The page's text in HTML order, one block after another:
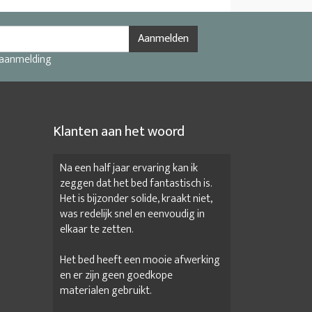
Aanmelden
Klanten aan het woord
Na een half jaar ervaring kan ik
zeggen dat het bed fantastisch is.
Het is bijzonder solide, kraakt niet,
was redelijk snel en eenvoudig in
elkaar te zetten.
Het bed heeft een mooie afwerking
en er zijn geen goedkope
materialen gebruikt.